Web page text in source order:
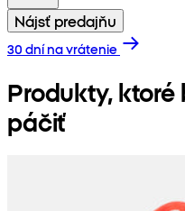
Nájsť predajňu
30 dní na vrátenie
Produkty, ktoré
páčiť